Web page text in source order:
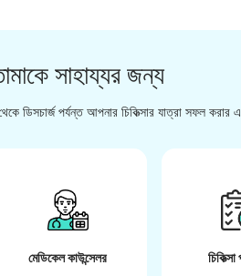
সাহায্যর জন্য
ডিসচার্জ পর্যন্ত আপনার চিকিত্সার যাত্রা সফল
মেডিকেল কাউন্সেলর